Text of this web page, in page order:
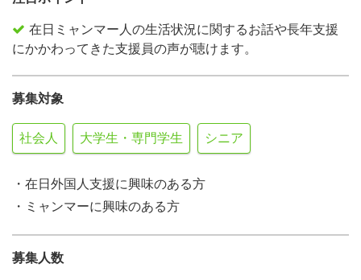
在日ミャンマー人の生活状況に関するお話や長年支援
にかかわってきた支援員の声が聴けます。
募集対象
社会人 大学生・専門学生 シニア
・在日外国人支援に興味のある方
・ミャンマーに興味のある方
募集人数